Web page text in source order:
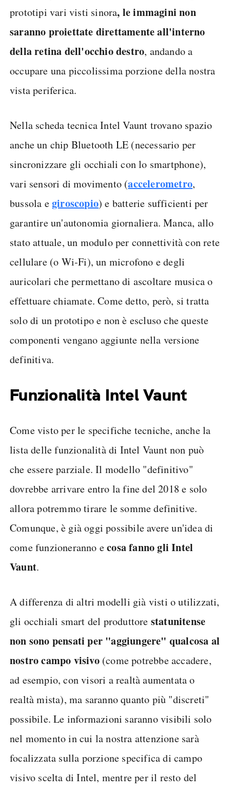
prototipi vari visti sinora, le immagini non
saranno proiettate direttamente all'interno
della retina dell'occhio destro, andando a
occupare una piccolissima porzione della nostra
vista periferica.
Nella scheda tecnica Intel Vaunt trovano spazio
anche un chip Bluetooth LE (necessario per
sincronizzare gli occhiali con lo smartphone),
vari sensori di movimento (accelerometro,
bussola egiroscopio) e batterie sufficienti per
garantire un'autonomia giornaliera. Manca, allo
stato attuale, un modulo per connettività con rete
cellulare (o Wi-Fi), un microfono e degli
auricolari che permettano di ascoltare musica o
effettuare chiamate. Come detto, però, si tratta
solo di un prototipo e non è escluso che queste
componenti vengano aggiunte nella versione
definitiva.
Funzionalità Intel Vaunt
Come visto per le specifiche tecniche, anche la
lista delle funzionalità di Intel Vaunt non può
che essere parziale. Il modello "definitivo"
dovrebbe arrivare entro la fine del 2018 e solo
allora potremmo tirare le somme definitive.
Comunque, è già oggi possibile avere un'idea di
come funzioneranno ecosa fanno gli Intel
Vaunt.
A differenza di altri modelli già visti o utilizzati,
gli occhiali smart del produttore statunitense
non sono pensati per "aggiungere" qualcosa al
nostro campo visivo(come potrebbe accadere,
ad esempio, con visori a realtà aumentata o
realtà mista), ma saranno quanto più "discreti"
possibile. Le informazioni saranno visibili solo
nel momento in cui la nostra attenzione sarà
focalizzata sulla porzione specifica di campo
visivo scelta di Intel, mentre per il resto del